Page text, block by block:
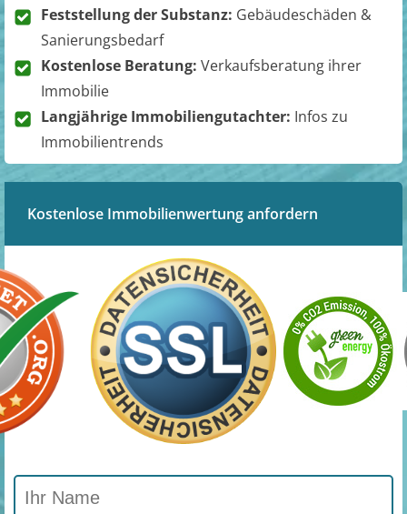
Feststellung der Substanz: Gebäudeschäden &
Sanierungsbedarf
Kostenlose Beratung: Verkaufsberatung ihrer
Immobilie
Langjährige Immobiliengutachter: Infos zu
Immobilientrends
Kostenlose Immobilienwertung anfordern